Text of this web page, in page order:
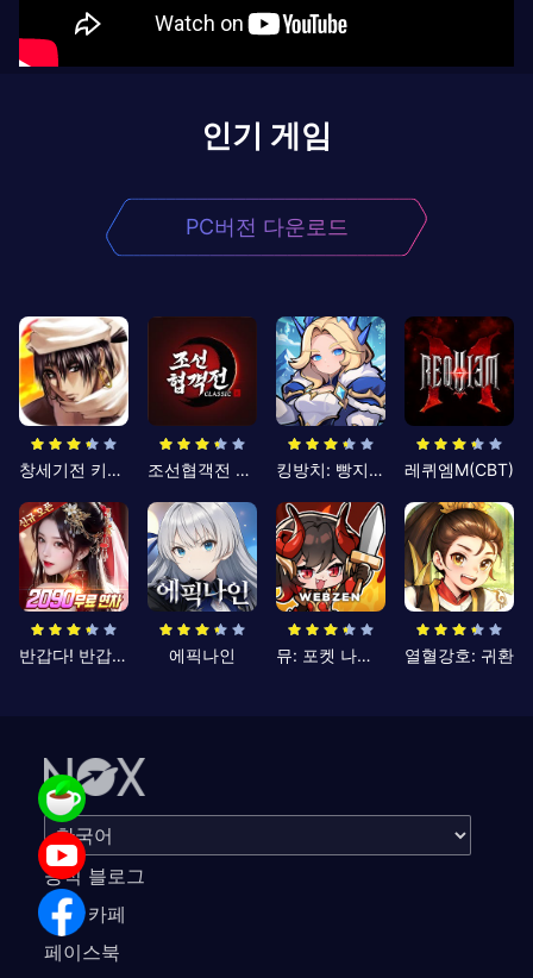
인기 게임
PC버전 다운로드
창세기전 키우기 조선협객전 클래식 킹방치: 빵지의 제왕 레퀴엠M(CBT)
반갑다! 반갑삼국지 에픽나인 뮤: 포켓 나이츠 열혈강호: 귀환
공식 블로그
공식 카페
페이스북